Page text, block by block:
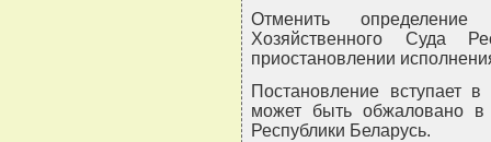
Отменить
Хозяйственного Суда
приостановлении
Постановление вступает
может быть обжаловано в
Республики Беларусь.